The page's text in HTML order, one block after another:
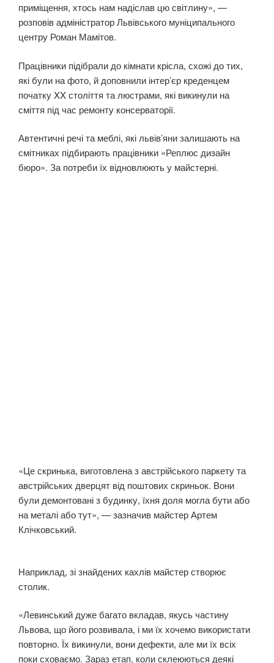
приміщення, хтось нам надіслав цю світлину», —
розповів адміністратор Львівського муніципального
центру Роман Мамітов.
Працівники підібрали до кімнати крісла, схожі до тих,
які були на фото, й доповнили інтер’єр креденцем
початку XX століття та люстрами, які викинули на
сміття під час ремонту консерваторії.
Автентичні речі та меблі, які львів’яни залишають на
смітниках підбирають працівники «Реплюс дизайн
бюро». За потреби їх відновлюють у майстерні.
«Це скринька, виготовлена з австрійського паркету та
австрійських дверцят від поштових скриньок. Вони
були демонтовані з будинку, їхня доля могла бути або
на металі або тут», — зазначив майстер Артем
Клічковський.
Наприклад, зі знайдених кахлів майстер створює
столик.
«Левинський дуже багато вкладав, якусь частину
Львова, що його розвивала, і ми їх хочемо використати
повторно. Їх викинули, вони дефекти, але ми їх всіх
поки сховаємо. Зараз етап, коли склеюються деякі